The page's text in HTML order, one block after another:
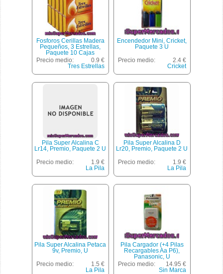
Fosforos Cerillas Madera
Pequeños, 3 Estrellas,
Paquete 10 Cajas
Precio medio:
0.9 €
Tres Estrellas
Encendedor Mini, Cricket,
Paquete 3 U
Precio medio:
2.4 €
Cricket
Pila Super Alcalina C
Lr14, Premio, Paquete 2 U
Precio medio:
1.9 €
La Pila
Pila Super Alcalina D
Lr20, Premio, Paquete 2 U
Precio medio:
1.9 €
La Pila
Pila Super Alcalina Petaca
9v, Premio, U
Precio medio:
1.5 €
La Pila
Pila Cargador (+4 Pilas
Recargables Aa P6),
Panasonic, U
Precio medio:
14.95 €
Sin Marca